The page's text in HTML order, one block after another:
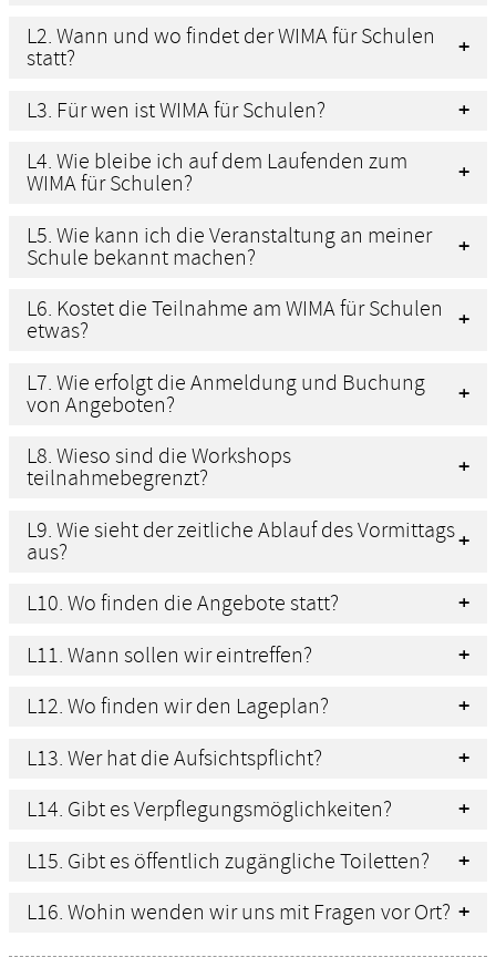
L2. Wann und wo findet der WIMA für Schulen
statt?
L3. Für wen ist WIMA für Schulen?
L4. Wie bleibe ich auf dem Laufenden zum
WIMA für Schulen?
L5. Wie kann ich die Veranstaltung an meiner
Schule bekannt machen?
L6. Kostet die Teilnahme am WIMA für Schulen
etwas?
L7. Wie erfolgt die Anmeldung und Buchung
von Angeboten?
L8. Wieso sind die Workshops
teilnahmebegrenzt?
L9. Wie sieht der zeitliche Ablauf des Vormittags
aus?
L10. Wo finden die Angebote statt?
L11. Wann sollen wir eintreffen?
L12. Wo finden wir den Lageplan?
L13. Wer hat die Aufsichtspflicht?
L14. Gibt es Verpflegungsmöglichkeiten?
L15. Gibt es öffentlich zugängliche Toiletten?
L16. Wohin wenden wir uns mit Fragen vor Ort?